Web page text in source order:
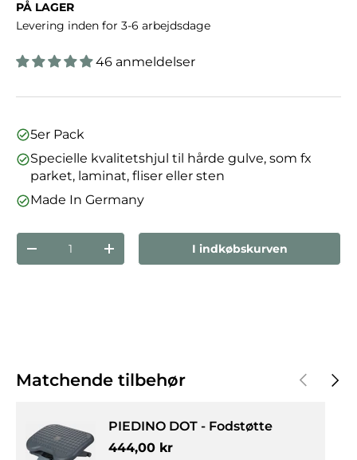
PÅ LAGER
Levering inden for 3-6 arbejdsdage
46 anmeldelser
5er Pack
Specielle kvalitetshjul til hårde gulve, som fx
parket, laminat, fliser eller sten
Made In Germany
Antal
Reducer mængdenForøg mængdenI indkøbskurven
Matchende tilbehør Forrige
PIEDINO DOT - Fodstøtte
Normalpris
444,00 kr